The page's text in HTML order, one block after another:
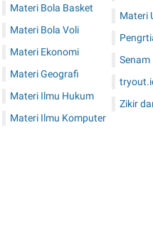
Materi Bola Basket
Materi Bola Voli
Materi Ekonomi
Materi Geografi
Materi Ilmu Hukum
Materi Ilmu Komputer
Materi
Zikir